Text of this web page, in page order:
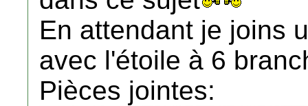
En attendant je joins
avec l'étoile à 6
Pièces jointes: